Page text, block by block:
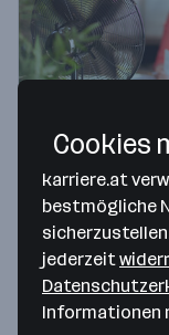
Arbeiten
erlaubt und
Arbeitsrecht
Erstellt am
8 Min. Lesezeit
Sommer, Sonne
dreißig Grad im
Cookies
karriere.at
bestmögliche
jederzeit
Informationen